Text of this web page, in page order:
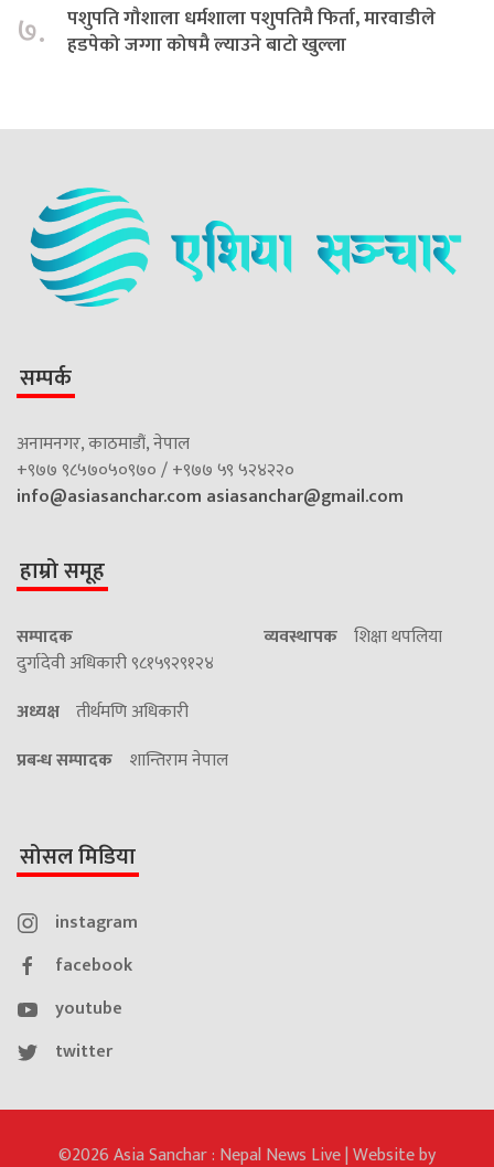
७.
पशुपति गौशाला धर्मशाला पशुपतिमै फिर्ता, मारवाडीले
हडपेको जग्गा कोषमै ल्याउने बाटो खुल्ला
सम्पर्क
अनामनगर, काठमाडौं, नेपाल
+९७७ ९८५७०५०९७० / +९७७ ५९ ५२४२२०
info@asiasanchar.com asiasanchar@gmail.com
हाम्रो समूह
सम्पादक
दुर्गादेवी अधिकारी ९८१५९२९१२४
व्यवस्थापक शिक्षा थपलिया
अध्यक्ष तीर्थमणि अधिकारी
प्रबन्ध सम्पादक शान्तिराम नेपाल
सोसल मिडिया
instagram
facebook
youtube
twitter
©2026 Asia Sanchar : Nepal News Live | Website by